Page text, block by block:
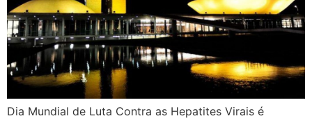
Dia Mundial de Luta Contra as Hepatites Virais é